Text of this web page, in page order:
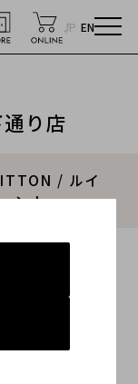
JP EN
り店
/ ルイ
ン！